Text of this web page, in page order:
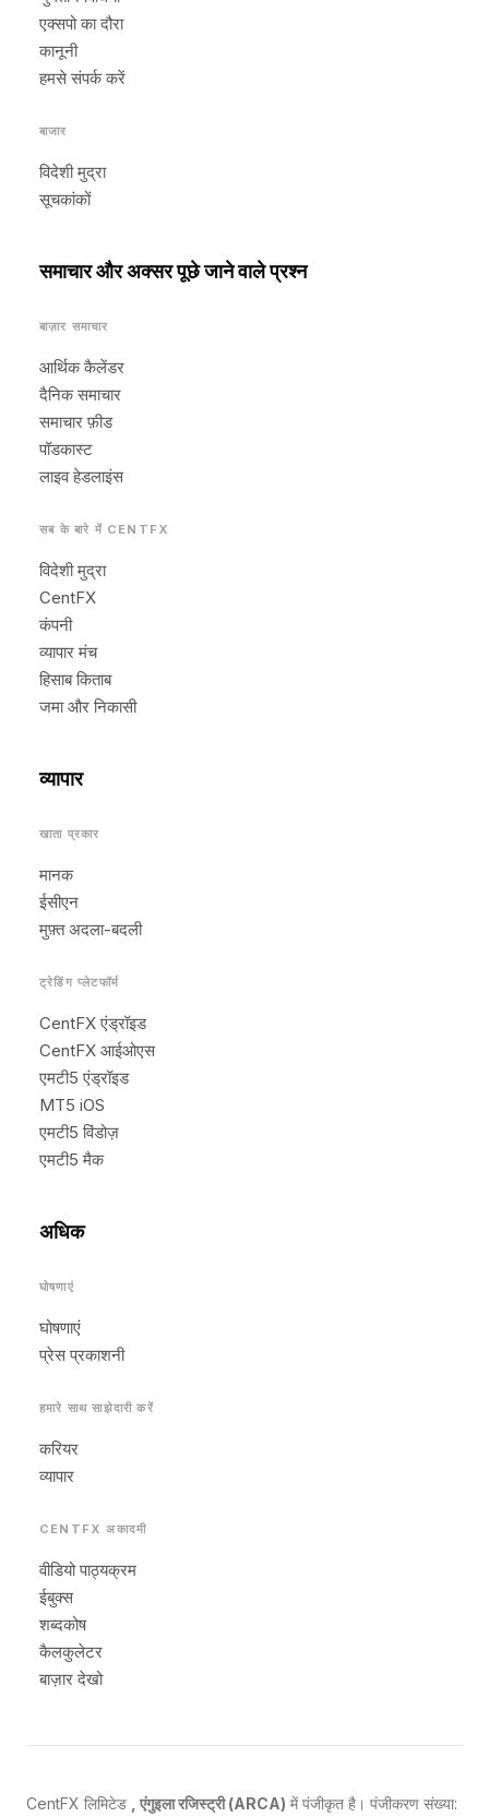
एक्सपो का दौरा
कानूनी
हमसे संपर्क करें
बाजार
विदेशी मुद्रा
सूचकांकों
समाचार और अक्सर पूछे जाने वाले प्रश्न
बाज़ार समाचार
आर्थिक कैलेंडर
दैनिक समाचार
समाचार फ़ीड
पॉडकास्ट
लाइव हेडलाइंस
सब के बारे में CENTFX
विदेशी मुद्रा
CentFX
कंपनी
व्यापार मंच
हिसाब किताब
जमा और निकासी
व्यापार
खाता प्रकार
मानक
ईसीएन
मुफ़्त अदला-बदली
ट्रेडिंग प्लेटफॉर्म
CentFX एंड्रॉइड
CentFX आईओएस
एमटी5 एंड्रॉइड
MT5 iOS
एमटी5 विंडोज़
एमटी5 मैक
अधिक
घोषणाएं
घोषणाएं
प्रेस प्रकाशनी
हमारे साथ साझेदारी करें
करियर
व्यापार
CENTFX अकादमी
वीडियो पाठ्यक्रम
ईबुक्स
शब्दकोष
कैलकुलेटर
बाज़ार देखो
CentFX लिमिटेड , एंगुइला रजिस्ट्री (ARCA) में पंजीकृत है। पंजीकरण संख्या: